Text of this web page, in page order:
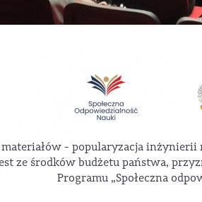
materiałów - popularyzacja
ze środków budżetu państwa,
Programu „Społeczna